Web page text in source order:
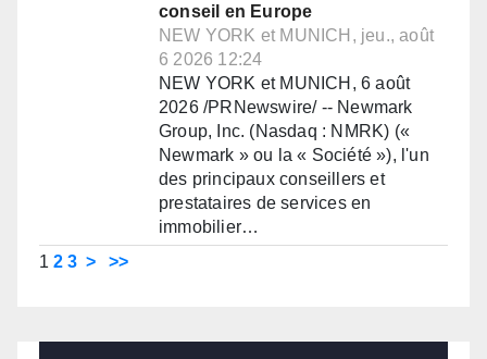
conseil en Europe
NEW YORK et MUNICH, jeu., août
6 2026 12:24
NEW YORK et MUNICH, 6 août
2026 /PRNewswire/ -- Newmark
Group, Inc. (Nasdaq : NMRK) («
Newmark » ou la « Société »), l'un
des principaux conseillers et
prestataires de services en
immobilier…
1 2 3 > >>